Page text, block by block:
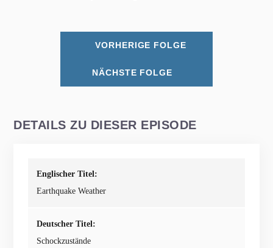
VORHERIGE FOLGE
NÄCHSTE FOLGE
DETAILS ZU DIESER EPISODE
Englischer Titel:
Earthquake Weather
Deutscher Titel:
Schockzustände